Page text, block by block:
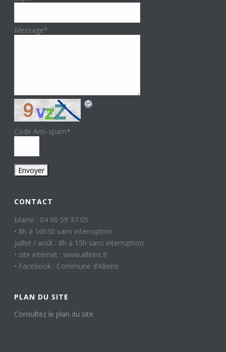
Message*
Code Anti-spam*
CONTACT
Mairie : 04 90 59 37 05
• 8h à 16h30 sans interruption
juillet / août : 8h à 15h sans interruption
• site internet : www.alleins.fr
• Facebook : Commune d’Alleins
PLAN DU SITE
Consultez le plan du site